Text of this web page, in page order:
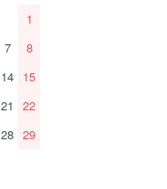
1
7
8
14 15
21
22
28 29